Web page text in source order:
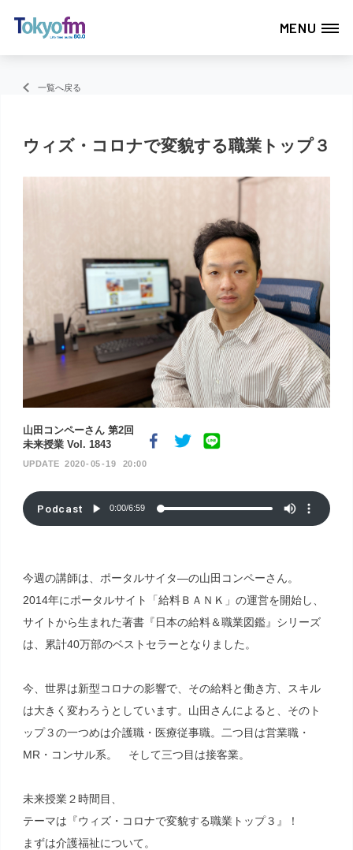
MENU
一覧へ戻る
ウィズ・コロナで変貌する職業トップ３
山田コンペーさん 第2回
未来授業 Vol. 1843
2020 05 19 20:00
Podcast 0:00/6:59
今週の講師は、ポータルサイタ―の山田コンペーさん。
2014年にポータルサイト「給料ＢＡＮＫ」の運営を開始し、
サイトから生まれた著書『日本の給料＆職業図鑑』シリーズ
は、累計40万部のベストセラーとなりました。
今、世界は新型コロナの影響で、その給料と働き方、スキル
は大きく変わろうとしています。山田さんによると、そのト
ップ３の一つめは介護職・医療従事職。二つ目は営業職・
MR・コンサル系。 そして三つ目は接客業。
未来授業２時間目、
テーマは『ウィズ・コロナで変貌する職業トップ３』！
まずは介護福祉について。